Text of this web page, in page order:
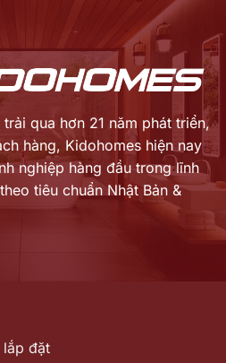
12.075.000 ₫.
qua hơn 21 năm phát triển,
hàng, Kidohomes hiện nay
nghiệp hàng đầu trong lĩnh
tiêu chuẩn Nhật Bản &
lắp đặt